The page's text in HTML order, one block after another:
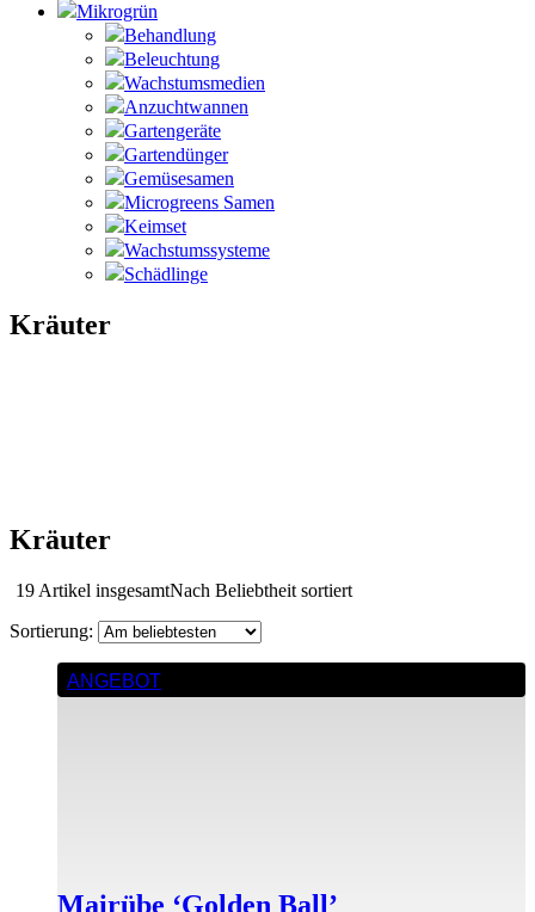
Mikrogrün
Behandlung
Beleuchtung
Wachstumsmedien
Anzuchtwannen
Gartengeräte
Gartendünger
Gemüsesamen
Microgreens Samen
Keimset
Wachstumssysteme
Schädlinge
Kräuter
Kräuter
19 Artikel insgesamtNach Beliebtheit sortiert
ANGEBOT
Mairübe ‘Golden Ball’